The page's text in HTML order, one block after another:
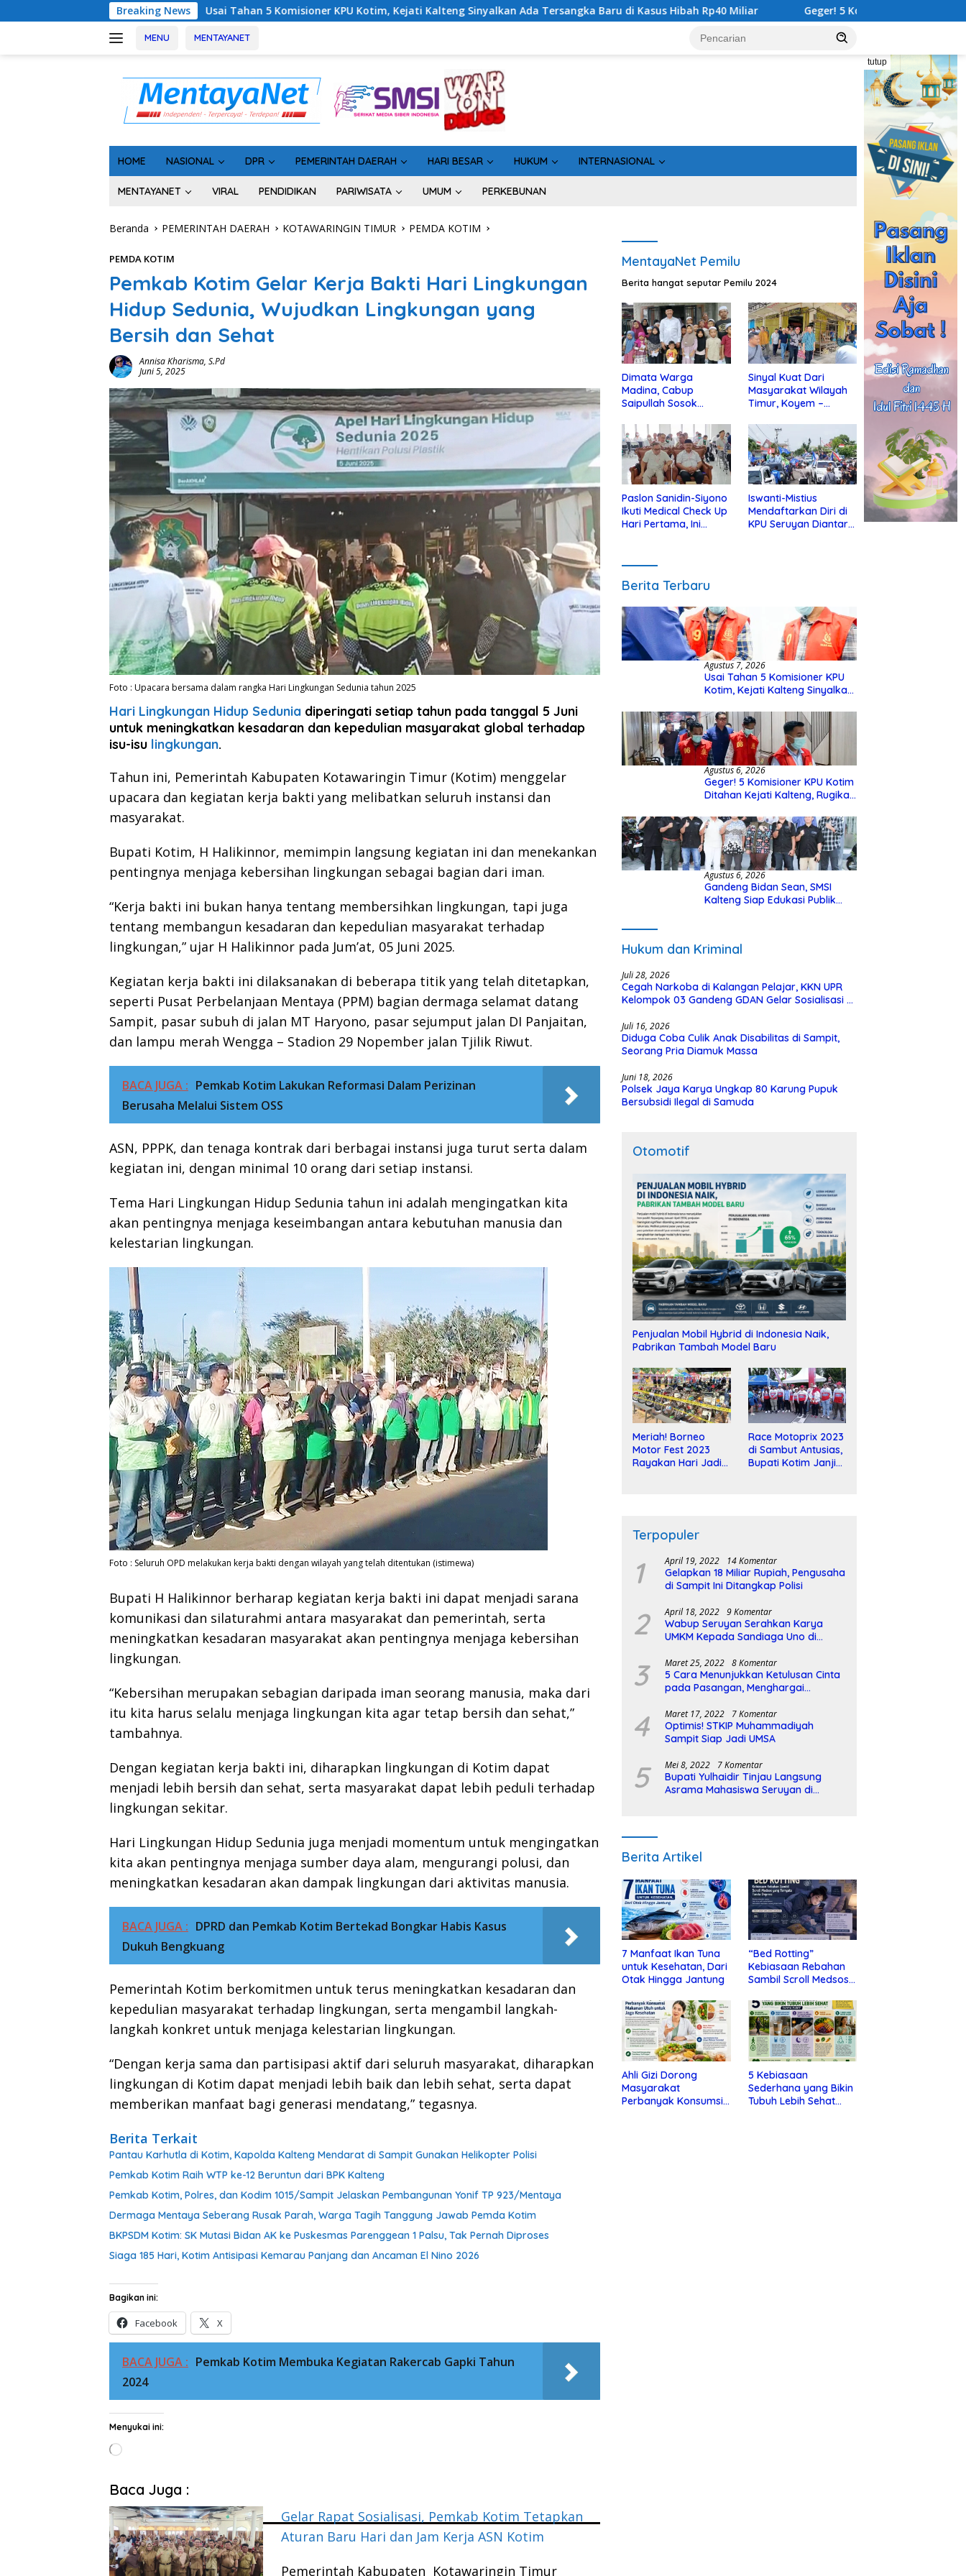
ke
Breaking News
Usai Tahan 5 Komisioner KPU Kotim, Kejati Kalteng Sinyalkan Ada Tersangka Baru di Kasus Hibah Rp40 Miliar Geger! 5 Komisioner KPU Kotim Ditahan Kejati Kalteng,
MENU MENTAYANET
tutup
HOME NASIONAL DPR PEMERINTAH DAERAH HARI BESAR HUKUM INTERNASIONAL
MENTAYANET VIRAL PENDIDIKAN PARIWISATA UMUM PERKEBUNAN
Beranda PEMERINTAH DAERAH KOTAWARINGIN TIMUR PEMDA KOTIM
PEMDA KOTIM
Pemkab Kotim Gelar Kerja Bakti Hari Lingkungan
Hidup Sedunia, Wujudkan Lingkungan yang
Bersih dan Sehat
Annisa Kharisma, S.Pd
Juni 5, 2025
Foto : Upacara bersama dalam rangka Hari Lingkungan Sedunia tahun 2025
Hari Lingkungan Hidup Sedunia diperingati setiap tahun pada tanggal 5 Juni
untuk meningkatkan kesadaran dan kepedulian masyarakat global terhadap
isu-isu lingkungan.
Tahun ini, Pemerintah Kabupaten Kotawaringin Timur (Kotim) menggelar
upacara dan kegiatan kerja bakti yang melibatkan seluruh instansi dan
masyarakat.
Bupati Kotim, H Halikinnor, memimpin langsung kegiatan ini dan menekankan
pentingnya menjaga kebersihan lingkungan sebagai bagian dari iman.
“Kerja bakti ini bukan hanya tentang membersihkan lingkungan, tapi juga
tentang membangun kesadaran dan kepedulian masyarakat terhadap
lingkungan,” ujar H Halikinnor pada Jum’at, 05 Juni 2025.
Kegiatan kerja bakti ini dilaksanakan di beberapa titik yang telah ditetapkan,
seperti Pusat Perbelanjaan Mentaya (PPM) bagian dermaga selamat datang
Sampit, pasar subuh di jalan MT Haryono, pasar sejumput jalan DI Panjaitan,
dan lampu merah Wengga – Stadion 29 Nopember jalan Tjilik Riwut.
BACA JUGA : Pemkab Kotim Lakukan Reformasi Dalam Perizinan
Berusaha Melalui Sistem OSS
ASN, PPPK, dan tenaga kontrak dari berbagai instansi juga turut serta dalam
kegiatan ini, dengan minimal 10 orang dari setiap instansi.
Tema Hari Lingkungan Hidup Sedunia tahun ini adalah mengingatkan kita
akan pentingnya menjaga keseimbangan antara kebutuhan manusia dan
kelestarian lingkungan.
Foto : Seluruh OPD melakukan kerja bakti dengan wilayah yang telah ditentukan (istimewa)
Bupati H Halikinnor berharap kegiatan kerja bakti ini dapat menjadi sarana
komunikasi dan silaturahmi antara masyarakat dan pemerintah, serta
meningkatkan kesadaran masyarakat akan pentingnya menjaga kebersihan
lingkungan.
“Kebersihan merupakan sebagian daripada iman seorang manusia, maka dari
itu kita harus selalu menjaga lingkungan kita agar tetap bersih dan sehat,”
tambahnya.
Dengan kegiatan kerja bakti ini, diharapkan lingkungan di Kotim dapat
menjadi lebih bersih dan sehat, serta masyarakat dapat lebih peduli terhadap
lingkungan sekitar.
Hari Lingkungan Hidup Sedunia juga menjadi momentum untuk mengingatkan
kita akan pentingnya menjaga sumber daya alam, mengurangi polusi, dan
meningkatkan kesadaran akan dampak lingkungan dari aktivitas manusia.
BACA JUGA : DPRD dan Pemkab Kotim Bertekad Bongkar Habis Kasus
Dukuh Bengkuang
Pemerintah Kotim berkomitmen untuk terus meningkatkan kesadaran dan
kepedulian masyarakat terhadap lingkungan, serta mengambil langkah-
langkah konkret untuk menjaga kelestarian lingkungan.
“Dengan kerja sama dan partisipasi aktif dari seluruh masyarakat, diharapkan
lingkungan di Kotim dapat menjadi lebih baik dan lebih sehat, serta dapat
memberikan manfaat bagi generasi mendatang,” tegasnya.
Berita Terkait
Pantau Karhutla di Kotim, Kapolda Kalteng Mendarat di Sampit Gunakan Helikopter Polisi
Pemkab Kotim Raih WTP ke-12 Beruntun dari BPK Kalteng
Pemkab Kotim, Polres, dan Kodim 1015/Sampit Jelaskan Pembangunan Yonif TP 923/Mentaya
Dermaga Mentaya Seberang Rusak Parah, Warga Tagih Tanggung Jawab Pemda Kotim
BKPSDM Kotim: SK Mutasi Bidan AK ke Puskesmas Parenggean 1 Palsu, Tak Pernah Diproses
Siaga 185 Hari, Kotim Antisipasi Kemarau Panjang dan Ancaman El Nino 2026
Bagikan ini:
Facebook X
BACA JUGA : Pemkab Kotim Membuka Kegiatan Rakercab Gapki Tahun
2024
Menyukai ini:
Memuat...
Baca Juga :
Gelar Rapat Sosialisasi, Pemkab Kotim Tetapkan
Aturan Baru Hari dan Jam Kerja ASN Kotim
Pemerintah Kabupaten Kotawaringin Timur
MentayaNet Pemilu
Berita hangat seputar Pemilu 2024
Dimata Warga
Madina, Cabup
Saipullah Sosok
Anak Yatim
Sinyal Kuat Dari
Masyarakat Wilayah
Timur, Koyem –
di Kotim
Paslon Sanidin-Siyono
Ikuti Medical Check Up
Hari Pertama, Ini
Iswanti-Mistius
Mendaftarkan Diri di
KPU Seruyan Diantar
Berita Terbaru
Agustus 7, 2026
Usai Tahan 5 Komisioner KPU
Kotim, Kejati Kalteng Sinyalkan
Hibah Rp40 Miliar
Agustus 6, 2026
Geger! 5 Komisioner KPU Kotim
Ditahan Kejati Kalteng, Rugikan
Hibah Rp40 Miliar
Agustus 6, 2026
Gandeng Bidan Sean, SMSI
Kalteng Siap Edukasi Publik
Hukum dan Kriminal
Juli 28, 2026
Cegah Narkoba di Kalangan Pelajar, KKN UPR
Kelompok 03 Gandeng GDAN Gelar Sosialisasi di
Juli 16, 2026
Diduga Coba Culik Anak Disabilitas di Sampit,
Seorang Pria Diamuk Massa
Juni 18, 2026
Polsek Jaya Karya Ungkap 80 Karung Pupuk
Bersubsidi Ilegal di Samuda
Otomotif
Penjualan Mobil Hybrid di Indonesia Naik,
Pabrikan Tambah Model Baru
Meriah! Borneo
Motor Fest 2023
Rayakan Hari Jadi
Race Motoprix 2023
di Sambut Antusias,
Bupati Kotim Janji
Terpopuler
1 April 19, 2022 14 Komentar
Gelapkan 18 Miliar Rupiah, Pengusaha
di Sampit Ini Ditangkap Polisi
2 April 18, 2022 9 Komentar
Wabup Seruyan Serahkan Karya
UMKM Kepada Sandiaga Uno di
3 Maret 25, 2022 8 Komentar
5 Cara Menunjukkan Ketulusan Cinta
pada Pasangan, Menghargai
4 Maret 17, 2022 7 Komentar
Optimis! STKIP Muhammadiyah
Sampit Siap Jadi UMSA
5 Mei 8, 2022 7 Komentar
Bupati Yulhaidir Tinjau Langsung
Asrama Mahasiswa Seruyan di
Berita Artikel
7 Manfaat Ikan Tuna
untuk Kesehatan, Dari
Otak Hingga Jantung
“Bed Rotting”
Kebiasaan Rebahan
Sambil Scroll Medsos
Depresi
Ahli Gizi Dorong
Masyarakat
Perbanyak Konsumsi
5 Kebiasaan
Sederhana yang Bikin
Tubuh Lebih Sehat